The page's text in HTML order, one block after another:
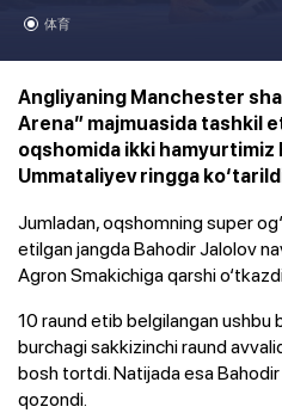
体育
Angliyaning Manchester
Arena” majmuasida tashkil
oqshomida ikki hamyurtimiz
Ummataliyev ringga
Jumladan, oqshomning super
etilgan jangda Bahodir Jalolov
Agron Smakichiga qarshi
10 raund etib belgilangan ushbu
burchagi sakkizinchi raund
bosh tortdi. Natijada esa
qozondi.